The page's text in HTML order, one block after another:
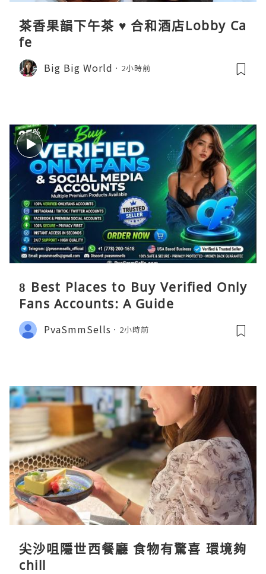
茶香果韻下午茶 ♥ 合和酒店Lobby Ca
fe
Big Big World 2小時前
8 Best Places to Buy Verified Only
Fans Accounts: A Guide
PvaSmmSells 2小時前
尖沙咀隱世西餐廳 食物有驚喜 環境夠
chill